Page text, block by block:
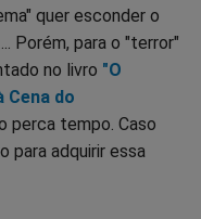
quer esconder o
Porém, para o "terror"
no livro "O
Cena do
perca tempo. Caso
para adquirir essa